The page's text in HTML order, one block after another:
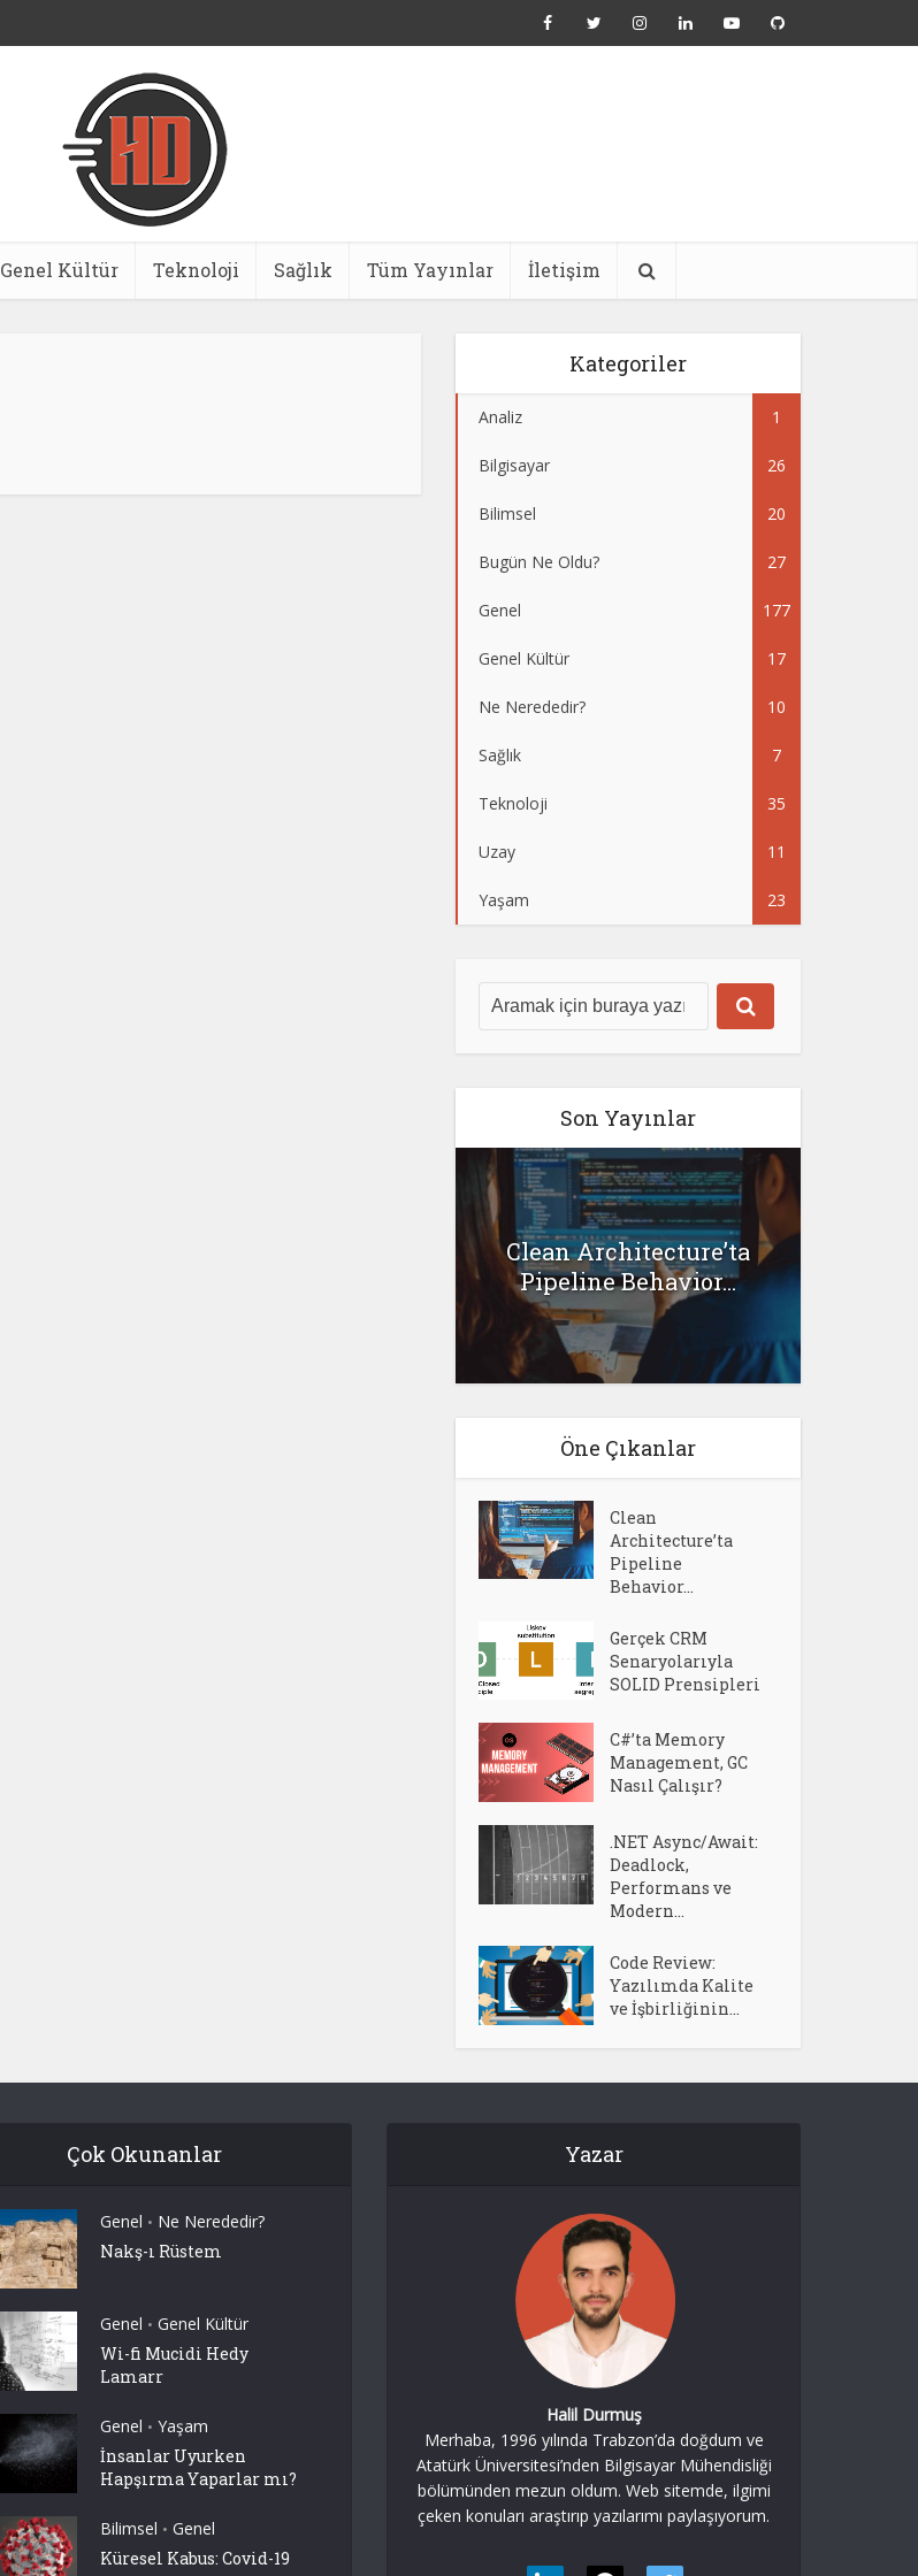
Genel Kültür Teknoloji Sağlık Tüm Yayınlar İletişim
Kategoriler
Analiz 1
Bilgisayar 26
Bilimsel 20
Bugün Ne Oldu? 27
Genel 177
Genel Kültür 17
Ne Nerededir? 10
Sağlık 7
Teknoloji 35
Uzay 11
Yaşam 23
Son Yayınlar
Clean Architecture’ta
Pipeline Behavior...
Öne Çıkanlar
Clean
Architecture’ta
Pipeline
Behavior...
Gerçek CRM
Senaryolarıyla
SOLID Prensipleri
C#’ta Memory
Management, GC
Nasıl Çalışır?
.NET Async/Await:
Deadlock,
Performans ve
Modern...
Code Review:
Yazılımda Kalite
ve İşbirliğinin...
Çok Okunanlar
Genel • Ne Nerededir?
Nakş-ı Rüstem
Genel • Genel Kültür
Wi-fi Mucidi Hedy
Lamarr
Genel • Yaşam
İnsanlar Uyurken
Hapşırma Yaparlar mı?
Bilimsel • Genel
Küresel Kabus: Covid-19
Yazar
Halil Durmuş
Merhaba, 1996 yılında Trabzon’da doğdum ve
Atatürk Üniversitesi’nden Bilgisayar Mühendisliği
bölümünden mezun oldum. Web sitemde, ilgimi
çeken konuları araştırıp yazılarımı paylaşıyorum.